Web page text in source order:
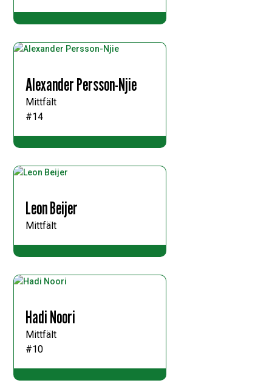
Alexander Persson-Njie
Mittfält
#14
Leon Beijer
Mittfält
Hadi Noori
Mittfält
#10